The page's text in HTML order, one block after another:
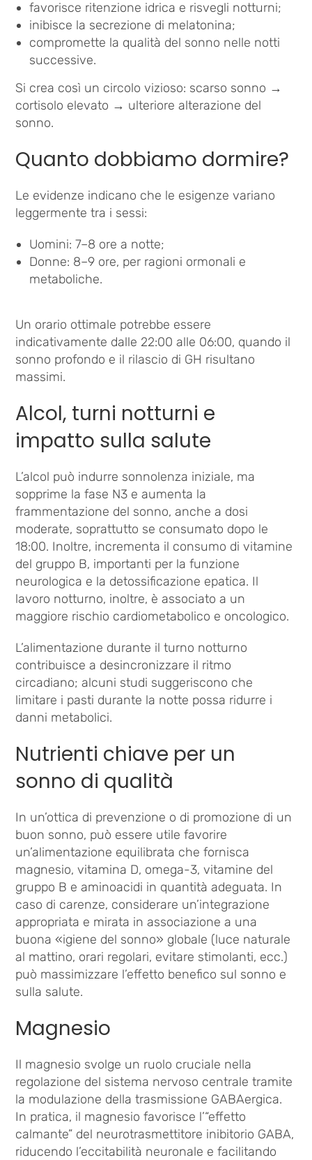
favorisce ritenzione idrica e risvegli notturni;
inibisce la secrezione di melatonina;
compromette la qualità del sonno nelle notti
successive.
Si crea così un circolo vizioso: scarso sonno →
cortisolo elevato → ulteriore alterazione del
sonno.
Quanto dobbiamo dormire?
Le evidenze indicano che le esigenze variano
leggermente tra i sessi:
Uomini: 7–8 ore a notte;
Donne: 8–9 ore, per ragioni ormonali e
metaboliche.
Un orario ottimale potrebbe essere
indicativamente dalle 22:00 alle 06:00, quando il
sonno profondo e il rilascio di GH risultano
massimi.
Alcol, turni notturni e
impatto sulla salute
L’alcol può indurre sonnolenza iniziale, ma
sopprime la fase N3 e aumenta la
frammentazione del sonno, anche a dosi
moderate, soprattutto se consumato dopo le
18:00. Inoltre, incrementa il consumo di vitamine
del gruppo B, importanti per la funzione
neurologica e la detossificazione epatica. Il
lavoro notturno, inoltre, è associato a un
maggiore rischio cardiometabolico e oncologico.
L’alimentazione durante il turno notturno
contribuisce a desincronizzare il ritmo
circadiano; alcuni studi suggeriscono che
limitare i pasti durante la notte possa ridurre i
danni metabolici.
Nutrienti chiave per un
sonno di qualità
In un’ottica di prevenzione o di promozione di un
buon sonno, può essere utile favorire
un’alimentazione equilibrata che fornisca
magnesio, vitamina D, omega-3, vitamine del
gruppo B e aminoacidi in quantità adeguata. In
caso di carenze, considerare un’integrazione
appropriata e mirata in associazione a una
buona «igiene del sonno» globale (luce naturale
al mattino, orari regolari, evitare stimolanti, ecc.)
può massimizzare l’effetto benefico sul sonno e
sulla salute.
Magnesio
Il magnesio svolge un ruolo cruciale nella
regolazione del sistema nervoso centrale tramite
la modulazione della trasmissione GABAergica.
In pratica, il magnesio favorisce l’“effetto
calmante” del neurotrasmettitore inibitorio GABA,
riducendo l’eccitabilità neuronale e facilitando